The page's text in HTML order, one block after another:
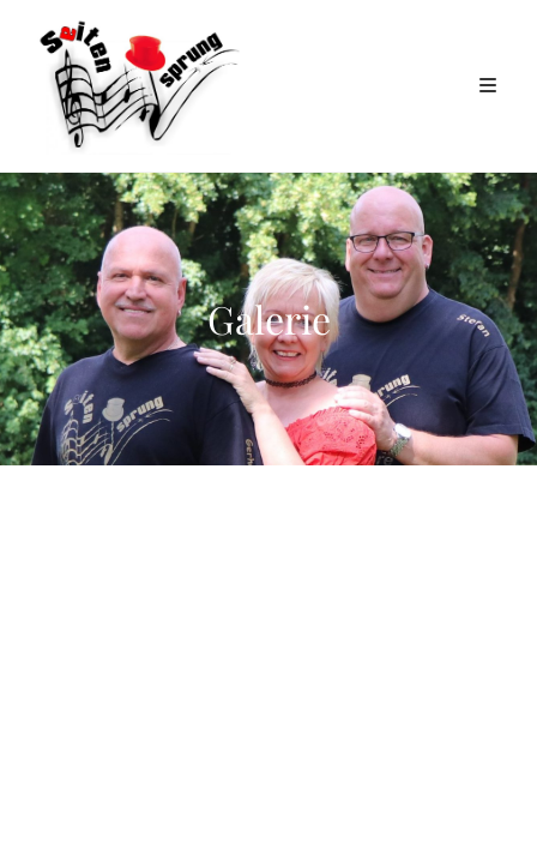
Galerie